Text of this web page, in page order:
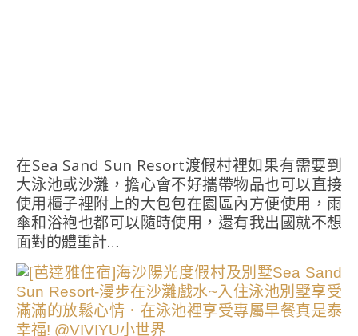
在Sea Sand Sun Resort渡假村裡如果有需要到
大泳池或沙灘，擔心會不好攜帶物品也可以直接
使用櫃子裡附上的大包包在園區內方便使用，雨
傘和浴袍也都可以隨時使用，還有我出國就不想
面對的體重計…